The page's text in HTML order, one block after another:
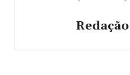
Redação